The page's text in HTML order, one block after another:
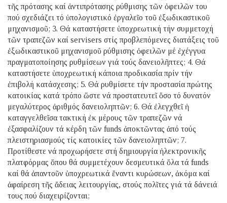
τῆς πρότασης καί ἀντιπρότασης ρύθμισης τῶν ὀφειλῶν του
πού σχεδιάζει τό ὑπολογιστικό ἐργαλεῖο τοῦ ἐξωδικαστικοῦ
μηχανισμοῦ; 3. Θά καταστήσετε ὑποχρεωτική τήν συμμετοχή
τῶν τραπεζῶν καί servisers στίς προβλεπόμενες διατάξεις τοῦ
ἐξωδικαστικοῦ μηχανισμοῦ ρύθμισης ὀφειλῶν μέ ἐχέγγυα
πραγματοποίησης ρυθμίσεων γιά τούς δανειολῆπτες; 4. Θά
καταστήσετε ὑποχρεωτική κάποια προδικασία πρίν τήν
ἐπιβολή κατάσχεσης; 5. Θά ρυθμίσετε τήν προστασία πρώτης
κατοικίας κατά τρόπο ὥστε νά προστατευτεῖ ὅσο τό δυνατόν
μεγαλύτερος ἀριθμός δανειοληπτῶν; 6. Θά ἐλεγχθεῖ ἡ
καταγγελθεῖσα τακτική ἐκ μέρους τῶν τραπεζῶν νά
ἐξασφαλίζουν τά κέρδη τῶν funds ἀποκτῶντας ἀπό τούς
πλειστηριασμούς τίς κατοικίες τῶν δανειοληπτῶν; 7.
Προτίθεστε νά προχωρήσετε στή δημιουργία ἠλεκτρονικῆς
πλατφόρμας ὅπου θά συμμετέχουν δεσμευτικά ὅλα τά funds
καί θά ἀπαντοῦν ὑποχρεωτικά ἔναντι κυρώσεων, ἀκόμα καί
ἀφαίρεση τῆς ἄδειας λειτουργίας, στούς πολῖτες γιά τά δάνειά
τους πού διαχειρίζονται;